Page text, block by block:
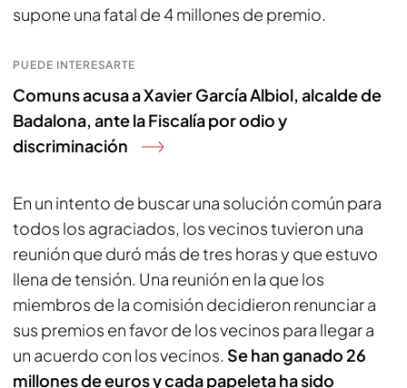
supone una fatal de 4 millones de premio.
PUEDE INTERESARTE
Comuns acusa a Xavier García Albiol, alcalde de
Badalona, ante la Fiscalía por odio y
discriminación
En un intento de buscar una solución común para
todos los agraciados, los vecinos tuvieron una
reunión que duró más de tres horas y que estuvo
llena de tensión. Una reunión en la que los
miembros de la comisión decidieron renunciar a
sus premios en favor de los vecinos para llegar a
un acuerdo con los vecinos. Se han ganado 26
millones de euros y cada papeleta ha sido